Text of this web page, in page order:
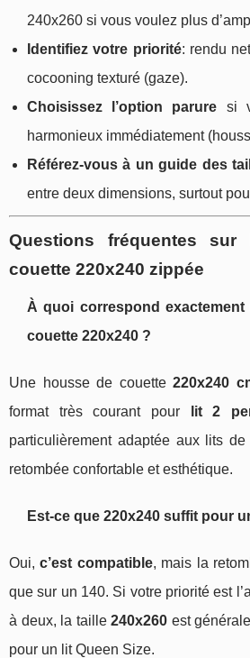
240x260 si vous voulez plus
Identifiez votre priorité: rendu
cocooning texturé (gaze).
Choisissez l’option parure si
harmonieux immédiatement
Référez-vous à un guide des
entre deux dimensions, surtout
Questions fréquentes
couette 220x240 zippée
À quoi correspond
couette 220x240 ?
Une housse de couette220x240
format très courant pour
lit 2
particulièrement adaptée aux lits de
retombée confortable et esthétique.
Est-ce que 220x240 suffit pour
Oui,c’est compatible, mais la
que sur un 140. Si votre priorité est
à deux, la taille240x260 est
pour un lit Queen Size.